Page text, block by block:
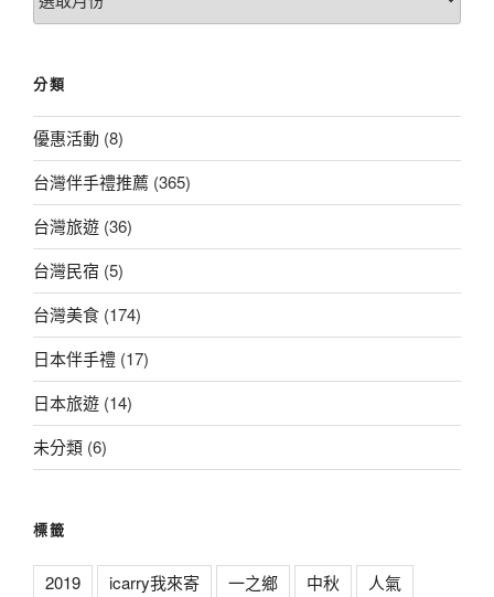
章
分類
優惠活動 (8)
台灣伴手禮推薦 (365)
台灣旅遊 (36)
台灣民宿 (5)
台灣美食 (174)
日本伴手禮 (17)
日本旅遊 (14)
未分類 (6)
標籤
2019 icarry我來寄 一之鄉 中秋
人氣